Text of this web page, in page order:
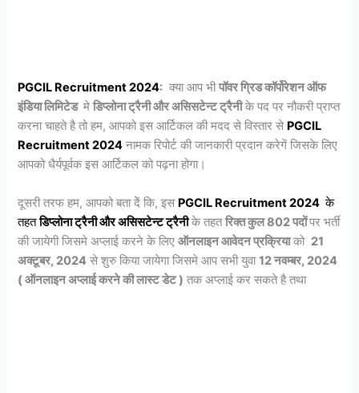
PGCIL Recruitment 2024: क्या आप भीपॉवर ग्रिड कॉर्पोरेशन ऑफ
इंडिया लिमिटेड मेडिप्लोना ट्रैनी और असिसटेन्ट ट्रैनीके पद पर नौकरी प्राप्त
करना चाहते है तो हम, आपको इस आर्टिकल की मदद से विस्तार से PGCIL
Recruitment 2024 नामक रिपोर्ट की जानकारी प्रदान करेगें जिसके लिए
आपको धैर्यपूर्वक इस आर्टिकल को पढ़ना होगा।
दूसरी तरफ हम, आपको बता देें कि, इस PGCIL Recruitment 2024 के
तहतडिप्लोना ट्रैनी और असिसटेन्ट ट्रैनीके तहतरिक्त कुल 802 पदोंपर भर्ती
की जायेगी जिसमे अप्लाई करने के लिएऑनलाइन आवेदन प्रक्रियाको 21
अक्टूबर, 2024 से शुरु किया जायेगा जिसमे आप सभी युवा12 नवम्बर, 2024
( ऑनलाइन अप्लाई करने की लास्ट डेट ) तक अप्लाई कर सकते है तथा